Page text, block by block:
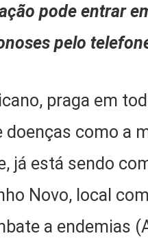
pode entrar
pelo
praga em
doenças como a
já está sendo
Novo, local
a endemias